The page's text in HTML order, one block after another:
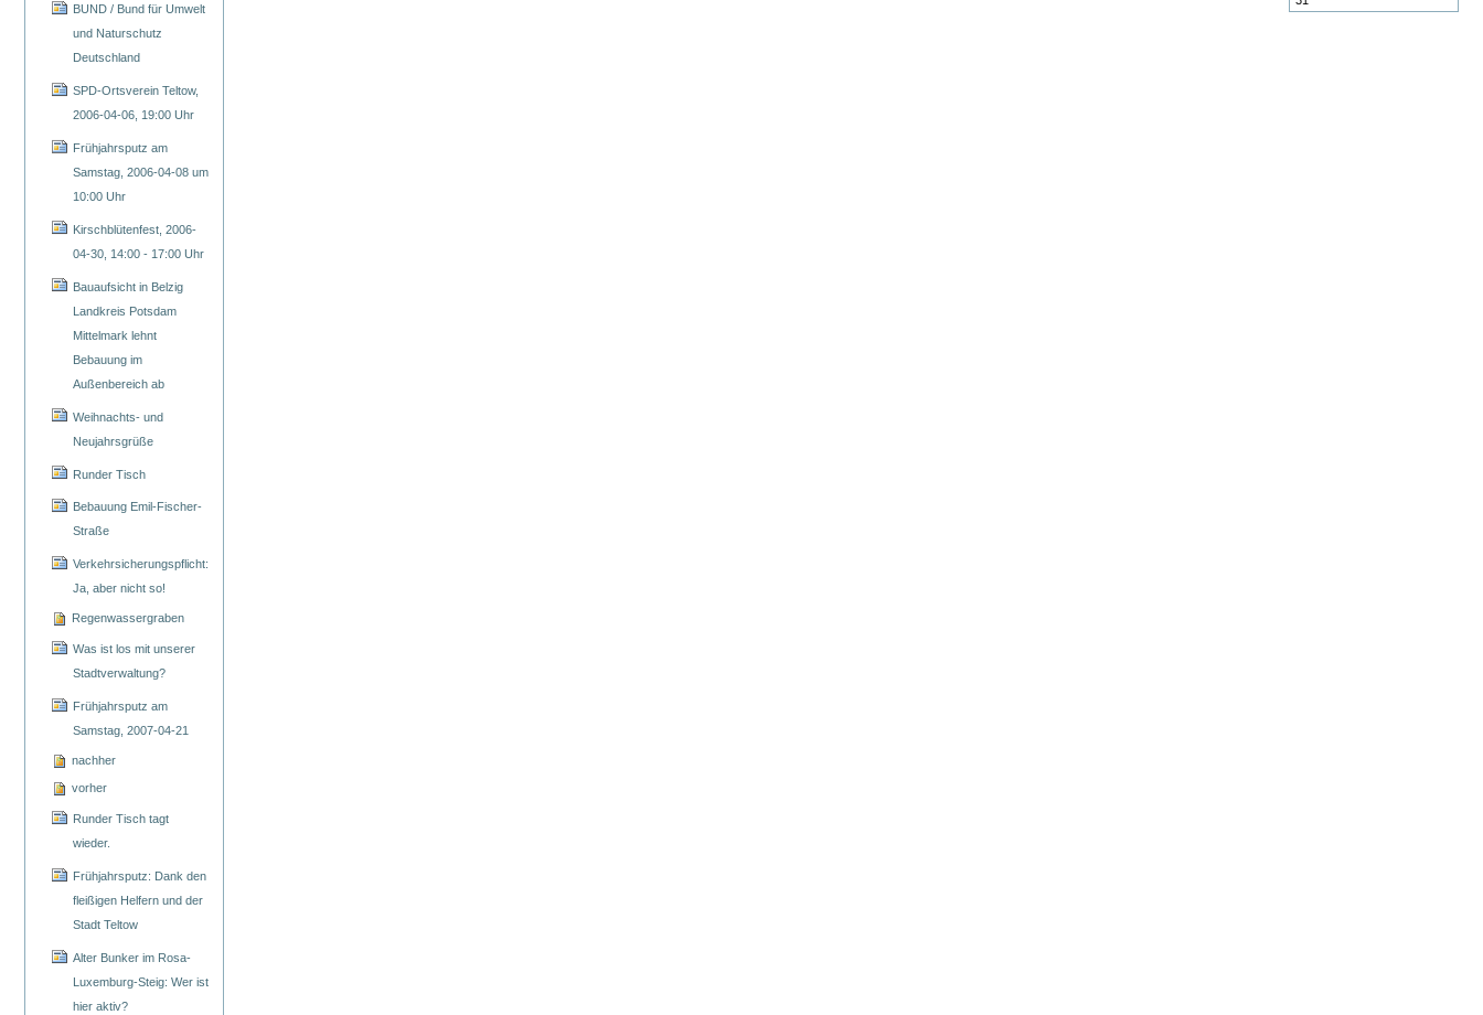
BUND / Bund für Umwelt
und Naturschutz
Deutschland
SPD-Ortsverein Teltow,
2006-04-06, 19:00 Uhr
Frühjahrsputz am
Samstag, 2006-04-08 um
10:00 Uhr
Kirschblütenfest, 2006-
04-30, 14:00 - 17:00 Uhr
Bauaufsicht in Belzig
Landkreis Potsdam
Mittelmark lehnt
Bebauung im
Außenbereich ab
Weihnachts- und
Neujahrsgrüße
Runder Tisch
Bebauung Emil-Fischer-
Straße
Verkehrsicherungspflicht:
Ja, aber nicht so!
Regenwassergraben
Was ist los mit unserer
Stadtverwaltung?
Frühjahrsputz am
Samstag, 2007-04-21
nachher
vorher
Runder Tisch tagt
wieder.
Frühjahrsputz: Dank den
fleißigen Helfern und der
Stadt Teltow
Alter Bunker im Rosa-
Luxemburg-Steig: Wer ist
hier aktiv?